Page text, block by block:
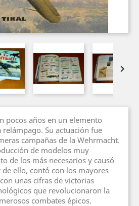

pocos años en un elemento
Su actuación fue
campañas de la Wehrmacht.
de modelos muy
de los más necesarios y causó
ello, contó con los mayores
unas cifras de victorias
que revolucionaron la
combates épicos.